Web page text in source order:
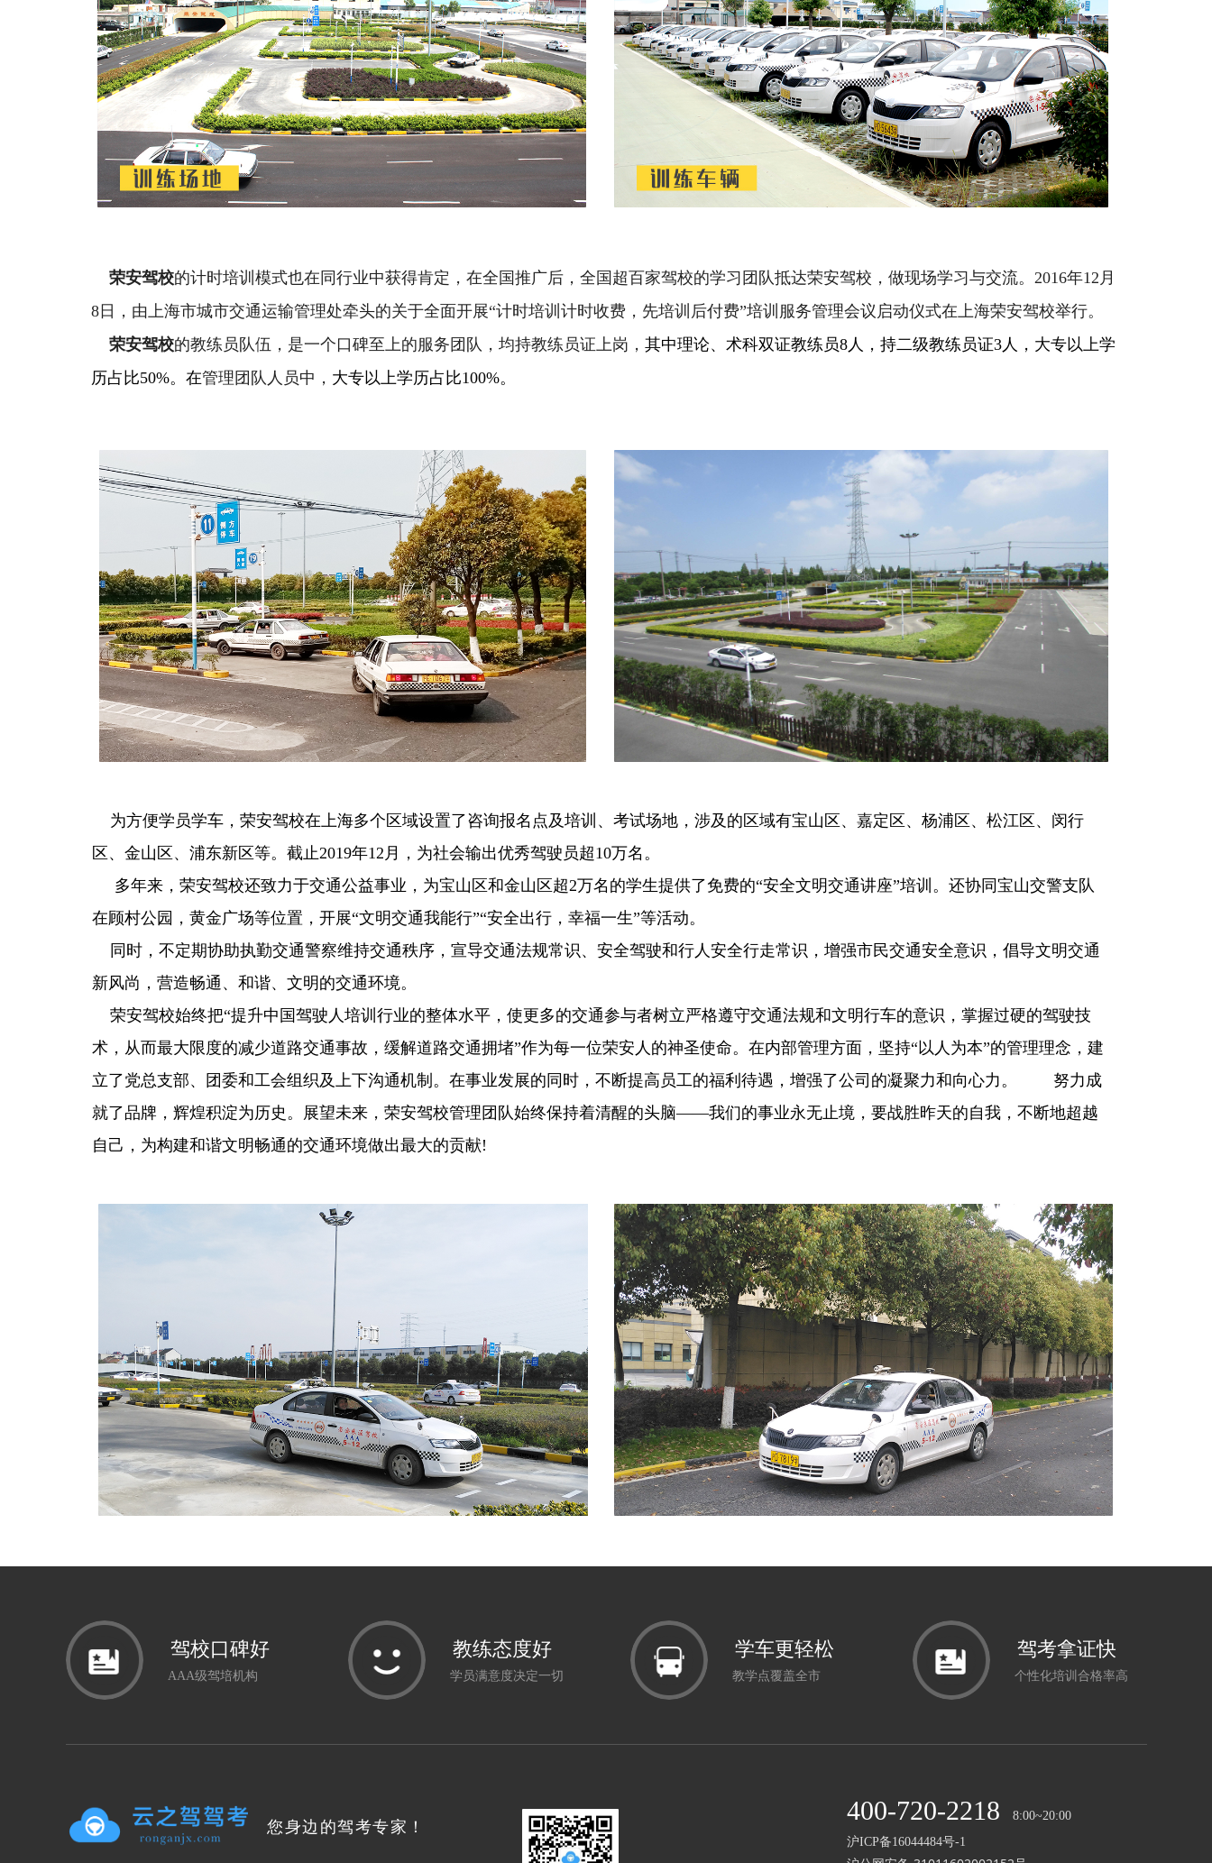
荣安驾校的计时培训模式也在同行业中获得肯定，在全国推广后，全国超百家驾校的学习团队抵达荣安驾校，做现场学习与交流。2016年12月
8日，由上海市城市交通运输管理处牵头的关于全面开展“计时培训计时收费，先培训后付费”培训服务管理会议启动仪式在上海荣安驾校举行。
荣安驾校的教练员队伍，是一个口碑至上的服务团队，均持教练员证上岗， 其中理论、术科双证教练员8人，持二级教练员证3人，大专以上学
历占比50%。在管理团队人员中， 大专以上学历占比100%。
为方便学员学车，荣安驾校在上海多个区域设置了咨询报名点及培训、考试场地，涉及的区域有宝山区、嘉定区、杨浦区、松江区、闵行
区、金山区、浦东新区等。截止2019年12月，为社会输出优秀驾驶员超10万名。
多年来，荣安驾校还致力于交通公益事业，为宝山区和金山区超2万名的学生提供了免费的“安全文明交通讲座”培训。还协同宝山交警支队
在顾村公园，黄金广场等位置，开展“文明交通我能行”“安全出行，幸福一生”等活动。
同时，不定期协助执勤交通警察维持交通秩序，宣导交通法规常识、安全驾驶和行人安全行走常识，增强市民交通安全意识，倡导文明交通
新风尚，营造畅通、和谐、文明的交通环境。
荣安驾校始终把“提升中国驾驶人培训行业的整体水平，使更多的交通参与者树立严格遵守交通法规和文明行车的意识，掌握过硬的驾驶技
术，从而最大限度的减少道路交通事故，缓解道路交通拥堵”作为每一位荣安人的神圣使命。在内部管理方面，坚持“以人为本”的管理理念，建
立了党总支部、团委和工会组织及上下沟通机制。在事业发展的同时，不断提高员工的福利待遇，增强了公司的凝聚力和向心力。 努力成
就了品牌，辉煌积淀为历史。展望未来，荣安驾校管理团队始终保持着清醒的头脑——我们的事业永无止境，要战胜昨天的自我，不断地超越
自己，为构建和谐文明畅通的交通环境做出最大的贡献!
400-720-2218
8:00~20:00
沪ICP备16044484号-1
您身边的驾考专家！
个性化培训合格率高
驾考拿证快
教学点覆盖全市
学车更轻松
学员满意度决定一切
教练态度好
AAA级驾培机构
驾校口碑好